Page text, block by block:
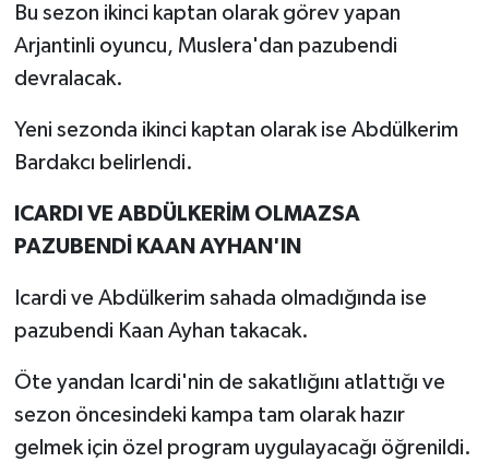
Bu sezon ikinci kaptan olarak görev yapan
Arjantinli oyuncu, Muslera'dan pazubendi
devralacak.
Yeni sezonda ikinci kaptan olarak ise Abdülkerim
Bardakcı belirlendi.
ICARDI VE ABDÜLKERİM OLMAZSA
PAZUBENDİ KAAN AYHAN'IN
Icardi ve Abdülkerim sahada olmadığında ise
pazubendi Kaan Ayhan takacak.
Öte yandan Icardi'nin de sakatlığını atlattığı ve
sezon öncesindeki kampa tam olarak hazır
gelmek için özel program uygulayacağı öğrenildi.